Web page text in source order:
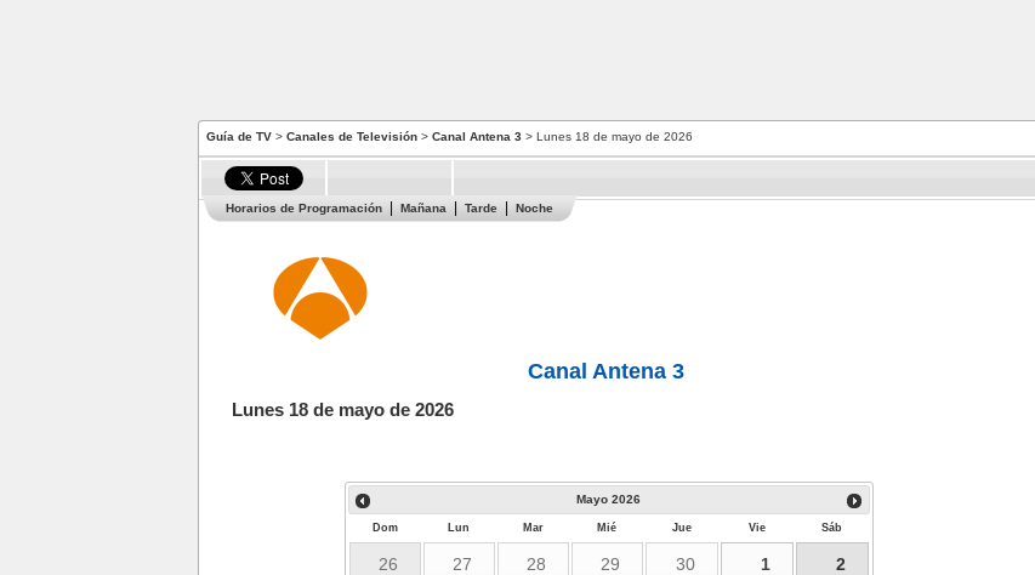
Guía de TV > Canales de Televisión > Canal Antena 3 > Lunes 18 de mayo de 2026
Horarios de Programación Mañana Tarde Noche
Canal Antena 3
Lunes 18 de mayo de 2026
Mayo 2026
Dom Lun Mar Mié Jue Vie Sáb
26 27 28 29 30 1 2